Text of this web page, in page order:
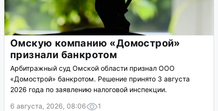
Омскую компанию «Домострой»
признали банкротом
Арбитражный суд Омской области признал ООО
«Домострой» банкротом. Решение принято 3 августа
2026 года по заявлению налоговой инспекции.
6 августа, 2026, 08:06
1